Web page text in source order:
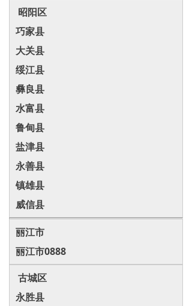
昭阳区
巧家县
大关县
绥江县
彝良县
水富县
鲁甸县
盐津县
永善县
镇雄县
威信县
丽江市
丽江市0888
古城区
永胜县